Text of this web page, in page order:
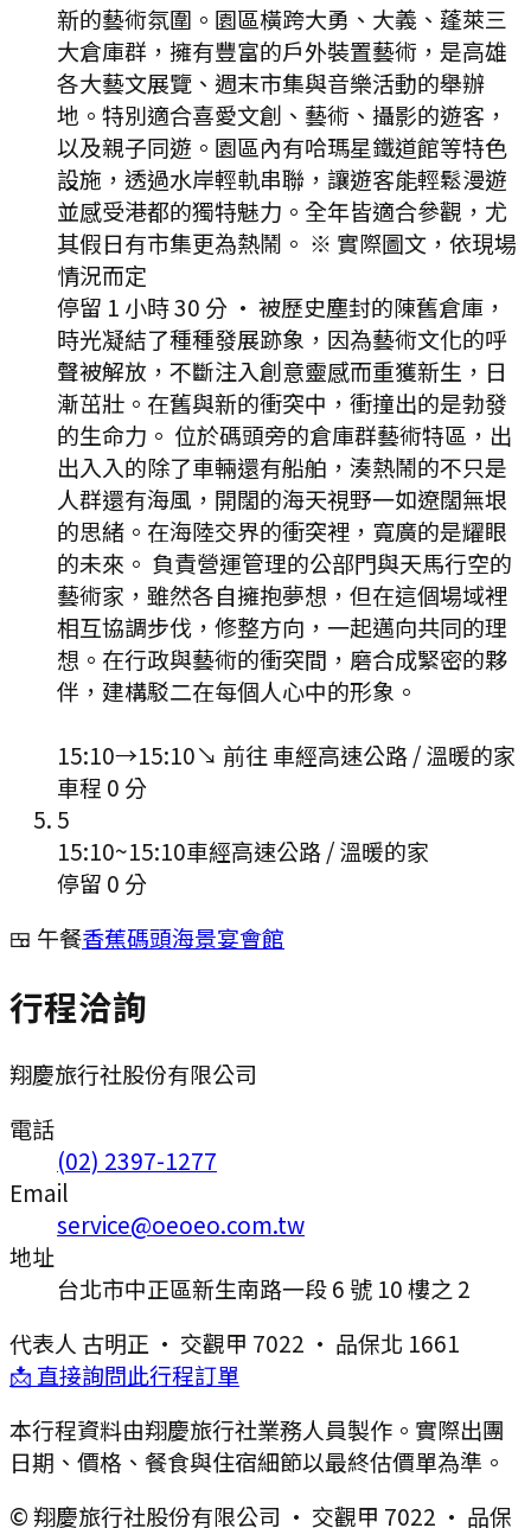
新的藝術氛圍。園區橫跨大勇、大義、蓬萊三
大倉庫群，擁有豐富的戶外裝置藝術，是高雄
各大藝文展覽、週末市集與音樂活動的舉辦
地。特別適合喜愛文創、藝術、攝影的遊客，
以及親子同遊。園區內有哈瑪星鐵道館等特色
設施，透過水岸輕軌串聯，讓遊客能輕鬆漫遊
並感受港都的獨特魅力。全年皆適合參觀，尤
其假日有市集更為熱鬧。 ※ 實際圖文，依現場
情況而定
停留 1 小時 30 分 · 被歷史塵封的陳舊倉庫，
時光凝結了種種發展跡象，因為藝術文化的呼
聲被解放，不斷注入創意靈感而重獲新生，日
漸茁壯。在舊與新的衝突中，衝撞出的是勃發
的生命力。 位於碼頭旁的倉庫群藝術特區，出
出入入的除了車輛還有船舶，湊熱鬧的不只是
人群還有海風，開闊的海天視野一如遼闊無垠
的思緒。在海陸交界的衝突裡，寬廣的是耀眼
的未來。 負責營運管理的公部門與天馬行空的
藝術家，雖然各自擁抱夢想，但在這個場域裡
相互協調步伐，修整方向，一起邁向共同的理
想。在行政與藝術的衝突間，磨合成緊密的夥
伴，建構駁二在每個人心中的形象。
15:10→15:10↘ 前往 車經高速公路 / 溫暖的家
車程 0 分
5
15:10~15:10車經高速公路 / 溫暖的家
停留 0 分
🍱 午餐香蕉碼頭海景宴會館
行程洽詢
翔慶旅行社股份有限公司
電話
(02) 2397-1277
Email
service@oeoeo.com.tw
地址
台北市中正區新生南路一段 6 號 10 樓之 2
代表人 古明正 · 交觀甲 7022 · 品保北 1661
📩 直接詢問此行程訂單
本行程資料由翔慶旅行社業務人員製作。實際出團
日期、價格、餐食與住宿細節以最終估價單為準。
© 翔慶旅行社股份有限公司 · 交觀甲 7022 · 品保